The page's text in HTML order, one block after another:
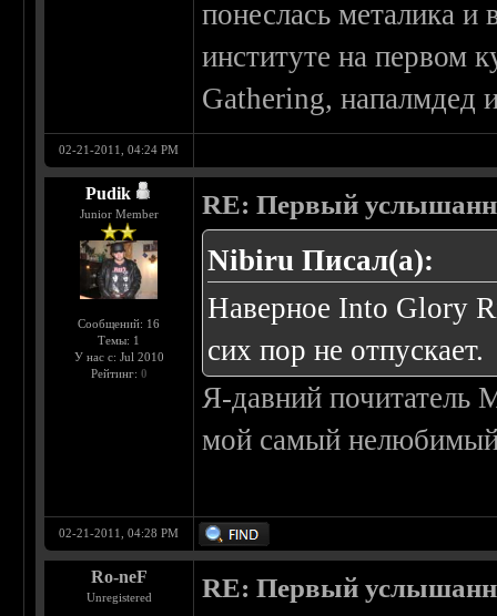
понеслась металика и
институте на первом
Gathering, напалмдед
02-21-2011, 04:24 PM
Pudik
Junior Member
Сообщений: 16
Темы: 1
У нас с: Jul 2010
Рейтинг: 0
RE: Первый
Nibiru Писал(а):
Наверное Into Glory
сих пор не отпускает.
Я-давний почитатель
мой самый нелюбимый
02-21-2011, 04:28 PM
Ro-neF
Unregistered RE: Первый